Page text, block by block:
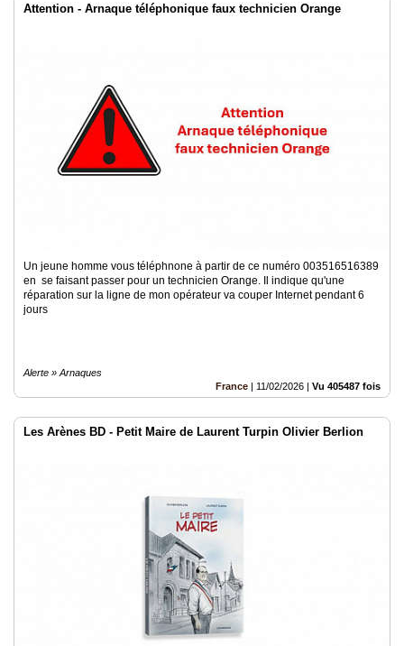
Attention - Arnaque téléphonique faux technicien Orange
Un jeune homme vous téléphnone à partir de ce numéro 003516516389
en se faisant passer pour un technicien Orange. Il indique qu'une
réparation sur la ligne de mon opérateur va couper Internet pendant 6
jours
Alerte » Arnaques
France | 11/02/2026 | Vu 405487 fois
Les Arènes BD - Petit Maire de Laurent Turpin Olivier Berlion